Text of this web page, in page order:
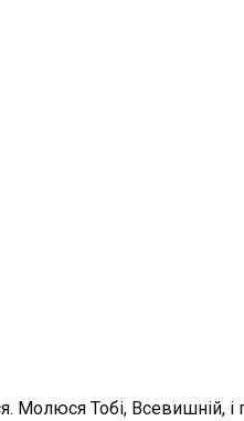
Молюся Тобі, Всевишній,